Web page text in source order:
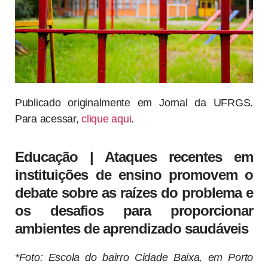
Publicado originalmente em Jornal da UFRGS.
Para acessar,clique aqui.
Educação | Ataques recentes em
instituições de ensino promovem o
debate sobre as raízes do problema e
os desafios para proporcionar
ambientes de aprendizado saudáveis
*Foto: Escola do bairro Cidade Baixa, em Porto